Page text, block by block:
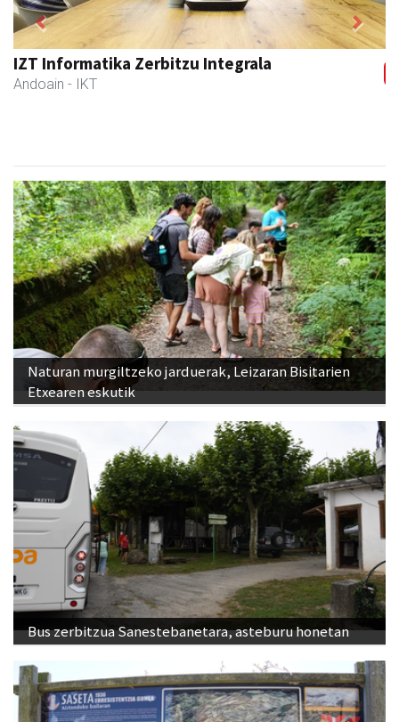
Xixori belar-denda
Andoain - Belar-denda
Previous Next
Naturan murgiltzeko jarduerak, Leizaran Bisitarien
Etxearen eskutik
Bus zerbitzua Sanestebanetara, asteburu honetan